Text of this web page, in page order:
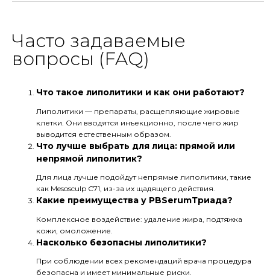
Часто задаваемые
вопросы (FAQ)
Что такое липолитики и как они работают?
Липолитики — препараты, расщепляющие жировые
клетки. Они вводятся инъекционно, после чего жир
выводится естественным образом.
Что лучше выбрать для лица: прямой или
непрямой липолитик?
Для лица лучше подойдут непрямые липолитики, такие
как Mesosculp C71, из-за их щадящего действия.
Какие преимущества у PBSerumТриада?
Комплексное воздействие: удаление жира, подтяжка
кожи, омоложение.
Насколько безопасны липолитики?
При соблюдении всех рекомендаций врача процедура
безопасна и имеет минимальные риски.